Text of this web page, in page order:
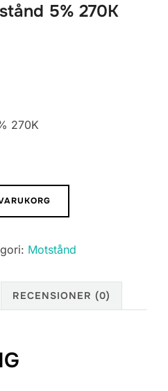
5% 270K
270K
Motstånd
RECENSIONER (0)